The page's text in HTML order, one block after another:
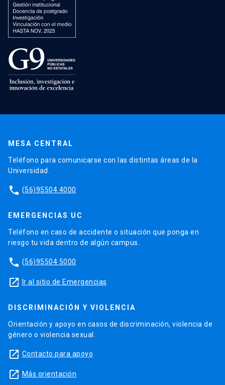
MESA CENTRAL
Teléfono para comunicarse con las distintas áreas de la
Universidad.
phone (56)95504 4000
EMERGENCIAS UC
Teléfono en caso de accidente o situación que ponga en
riesgo tu vida dentro de algún campus.
phone (56)95504 5000
launch Ir al sitio de Emergencias
DISCRIMINACIÓN Y VIOLENCIA
Orientación y apoyo en casos de discriminación, violencia de
género o violencia sexual.
launch Contacto para apoyo
launch Más orientación